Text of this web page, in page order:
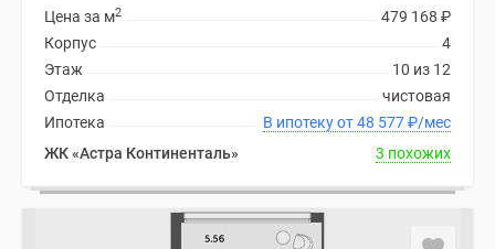
479 168 ₽
Цена за м2
4
Корпус
10 из 12
Этаж
чистовая
Отделка
В ипотеку от 48 577₽/мес
Ипотека
ЖК «Астра Континенталь»
3 похожих